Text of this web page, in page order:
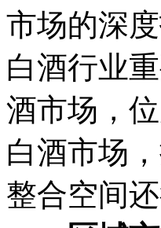
市场的深
白酒行业
酒市场，
白酒市场
整合空间还